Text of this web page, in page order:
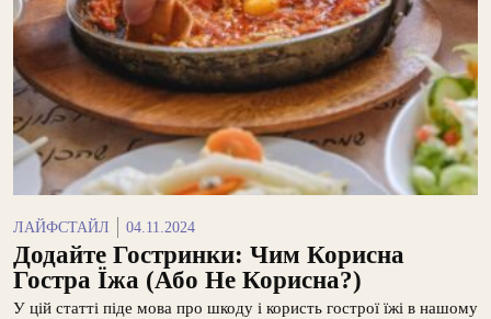
ЛАЙФСТАЙЛ 04.11.2024
Додайте Гостринки: Чим Корисна
Гостра Їжа (або Не Корисна?)
У цій статті піде мова про шкоду і користь гострої їжі в нашому